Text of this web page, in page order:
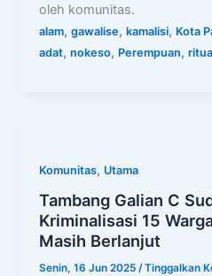
oleh komunitas.
alam,gawalise,kamalisi, Kota
adat,nokeso, Perempuan,
Komunitas, Utama
Tambang Galian C
Kriminalisasi 15
Masih Berlanjut
Senin, 16 Jun 2025/Tinggalkan